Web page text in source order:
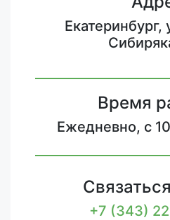
Время
Ежедневно, с
+7 (343)